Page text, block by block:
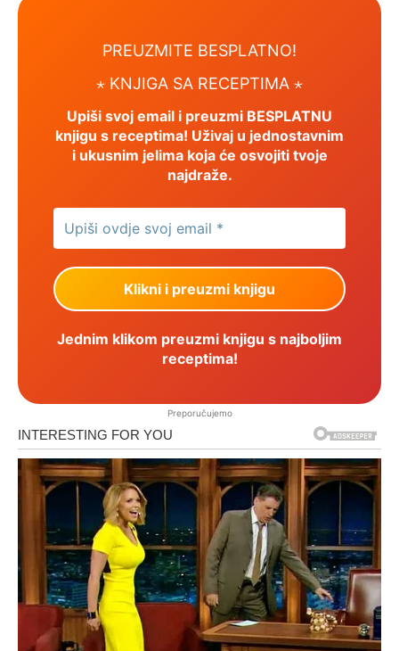
PREUZMITE BESPLATNO!
⋆ KNJIGA SA RECEPTIMA ⋆
Upiši svoj email i preuzmi BESPLATNU
knjigu s receptima! Uživaj u jednostavnim
i ukusnim jelima koja će osvojiti tvoje
najdraže.
Jednim klikom preuzmi knjigu s najboljim
receptima!
Preporučujemo